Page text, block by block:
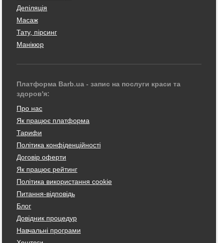
Депіляція
Масаж
Тату, пірсинг
Манікюр
Платформа Barb.ua - запис на послуги краси та
здоров'я:
Про нас
Як працює платформа
Тарифи
Політика конфіденційності
Договір оферти
Як працює рейтинг
Політика використання cookie
Питання-відповідь
Блог
Довідник процедур
Навчальні програми